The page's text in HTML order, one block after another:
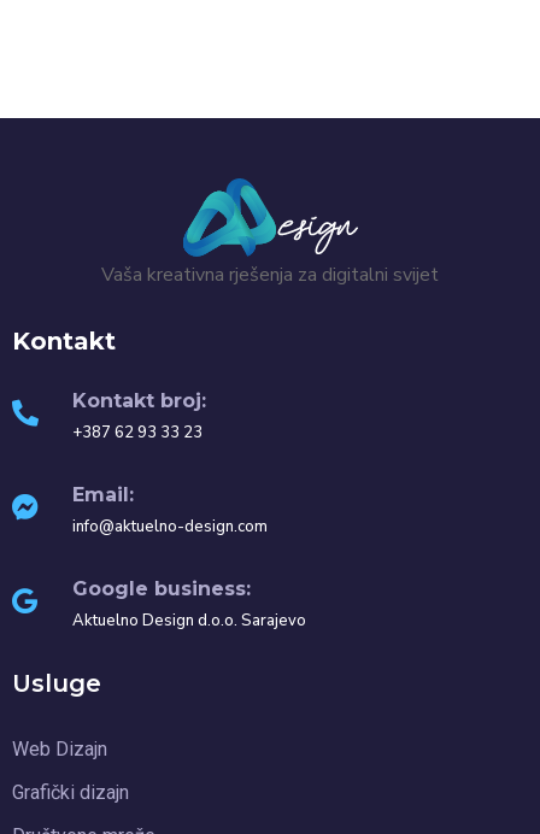
Vaša kreativna rješenja za digitalni svijet
Kontakt
Kontakt broj:
+387 62 93 33 23
Email:
info@aktuelno-design.com
Google business:
Aktuelno Design d.o.o. Sarajevo
Usluge
Web Dizajn
Grafički dizajn